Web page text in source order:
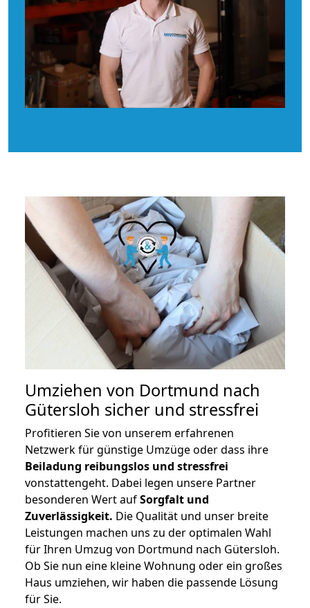
Umziehen von Dortmund nach
Gütersloh sicher und stressfrei
Profitieren Sie von unserem erfahrenen
Netzwerk für günstige Umzüge oder dass ihre
Beiladung reibungslos und stressfrei
vonstattengeht. Dabei legen unsere Partner
besonderen Wert aufSorgfalt und
Zuverlässigkeit. Die Qualität und unser breite
Leistungen machen uns zu der optimalen Wahl
für Ihren Umzug von Dortmund nach Gütersloh.
Ob Sie nun eine kleine Wohnung oder ein großes
Haus umziehen, wir haben die passende Lösung
für Sie.